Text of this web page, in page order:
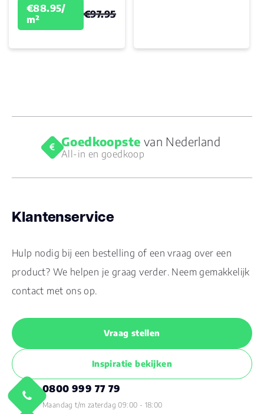
€88.95/
m²
€97.95
Goedkoopste van Nederland
All-in en goedkoop
Klantenservice
Hulp nodig bij een bestelling of een vraag over een
product? We helpen je graag verder. Neem gemakkelijk
contact met ons op.
Vraag stellen
Inspiratie bekijken
0800 999 77 79
Maandag t/m zaterdag 09:00 - 18:00